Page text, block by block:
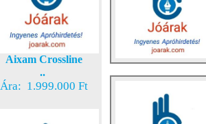
Aixam Crossline
..
Ára: 1.999.000 Ft